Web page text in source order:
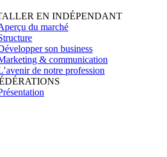
EN INDÉPENDANT
du marché
son business
& communication
de notre profession